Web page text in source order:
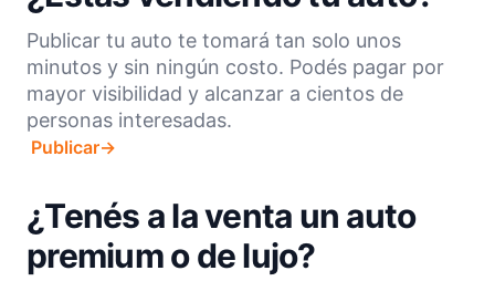
Publicar tu auto te tomará tan solo unos
minutos y sin ningún costo. Podés pagar por
mayor visibilidad y alcanzar a cientos de
personas interesadas.
Publicar→
¿Tenés a la venta un auto
premium o de lujo?